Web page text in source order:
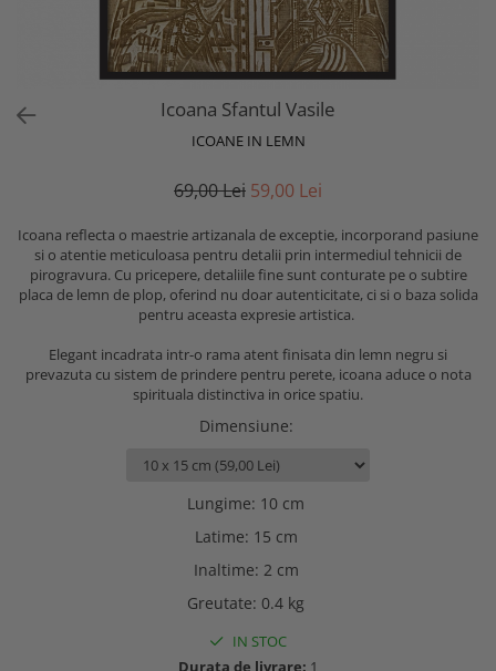
Icoana Sfantul Vasile
ICOANE IN LEMN
69,00 Lei 59,00 Lei
Icoana reflecta o maestrie artizanala de exceptie, incorporand pasiune
si o atentie meticuloasa pentru detalii prin intermediul tehnicii de
pirogravura. Cu pricepere, detaliile fine sunt conturate pe o subtire
placa de lemn de plop, oferind nu doar autenticitate, ci si o baza solida
pentru aceasta expresie artistica.
Elegant incadrata intr-o rama atent finisata din lemn negru si
prevazuta cu sistem de prindere pentru perete, icoana aduce o nota
spirituala distinctiva in orice spatiu.
Dimensiune:
Lungime: 10 cm
Latime: 15 cm
Inaltime: 2 cm
Greutate: 0.4 kg
IN STOC
Durata de livrare: 1